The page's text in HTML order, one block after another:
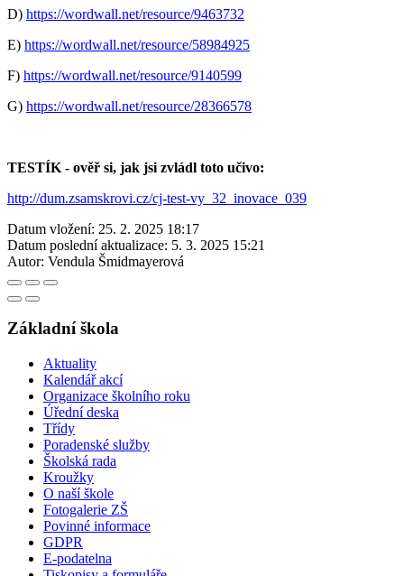
D) https://wordwall.net/resource/9463732
E) https://wordwall.net/resource/58984925
F) https://wordwall.net/resource/9140599
G) https://wordwall.net/resource/28366578
TESTÍK - ověř si, jak jsi zvládl toto učivo:
http://dum.zsamskrovi.cz/cj-test-vy_32_inovace_039
Datum vložení: 25. 2. 2025 18:17
Datum poslední aktualizace: 5. 3. 2025 15:21
Autor: Vendula Šmidmayerová
Základní škola
Aktuality
Kalendář akcí
Organizace školního roku
Úřední deska
Třídy
Poradenské služby
Školská rada
Kroužky
O naší škole
Fotogalerie ZŠ
Povinné informace
GDPR
E-podatelna